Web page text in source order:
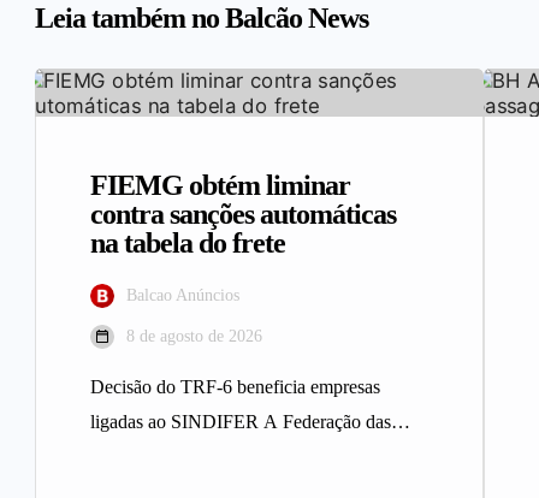
Leia também no Balcão News
FIEMG obtém liminar
contra sanções automáticas
na tabela do frete
Balcao Anúncios
8 de agosto de 2026
Decisão do TRF-6 beneficia empresas
ligadas ao SINDIFER A Federação das